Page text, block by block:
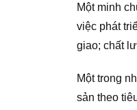
Một minh
việc phát
giao; chất
Một trong
sản theo